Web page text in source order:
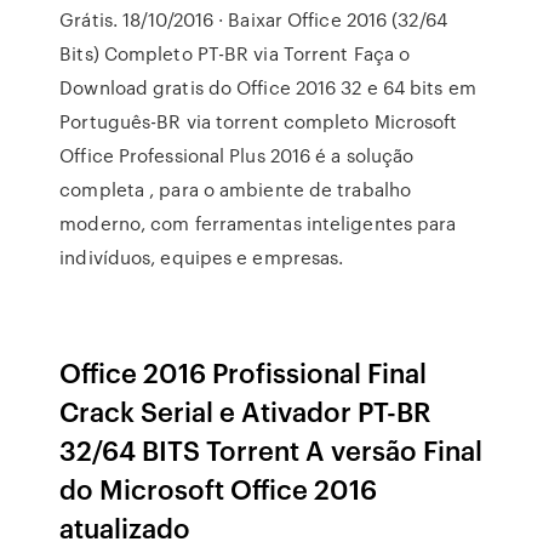
Grátis. 18/10/2016 · Baixar Office 2016 (32/64
Bits) Completo PT-BR via Torrent Faça o
Download gratis do Office 2016 32 e 64 bits em
Português-BR via torrent completo Microsoft
Office Professional Plus 2016 é a solução
completa , para o ambiente de trabalho
moderno, com ferramentas inteligentes para
indivíduos, equipes e empresas.
Office 2016 Profissional Final
Crack Serial e Ativador PT-BR
32/64 BITS Torrent A versão Final
do Microsoft Office 2016
atualizado